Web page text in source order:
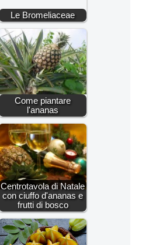
Le Bromeliaceae
Come piantare
l'ananas
Centrotavola di Natale
con ciuffo d'ananas e
frutti di bosco